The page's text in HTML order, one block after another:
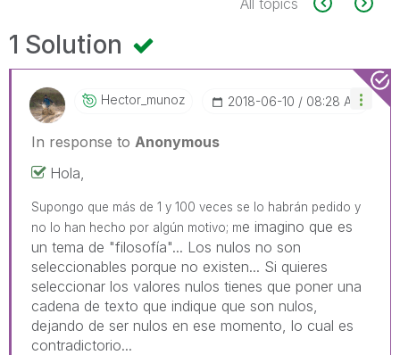
1 Solution
Hector_munoz ‎2018-06-10 08:28 AM
In response to Anonymous
Hola,
Supongo que más de 1 y 100 veces se lo habrán pedido y
no lo han hecho por algún motivo; me imagino que es
un tema de "filosofía"... Los nulos no son
seleccionables porque no existen... Si quieres
seleccionar los valores nulos tienes que poner una
cadena de texto que indique que son nulos,
dejando de ser nulos en ese momento, lo cual es
contradictorio...